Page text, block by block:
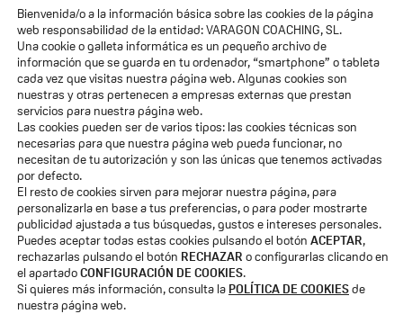
ACCESO ALUMNOS
Quiénes Somos
Voces de Eleva
Formaciones
Blog
Membresía «El Salto»
Suscribete a mi email
Bienvenida/o a la información básica sobre las cookies de la página
web responsabilidad de la entidad: VARAGON COACHING, SL.
Una cookie o galleta informática es un pequeño archivo de
información que se guarda en tu ordenador, “smartphone” o tableta
cada vez que visitas nuestra página web. Algunas cookies son
nuestras y otras pertenecen a empresas externas que prestan
servicios para nuestra página web.
Las cookies pueden ser de varios tipos: las cookies técnicas son
necesarias para que nuestra página web pueda funcionar, no
necesitan de tu autorización y son las únicas que tenemos activadas
por defecto.
El resto de cookies sirven para mejorar nuestra página, para
personalizarla en base a tus preferencias, o para poder mostrarte
publicidad ajustada a tus búsquedas, gustos e intereses personales.
Puedes aceptar todas estas cookies pulsando el botón ACEPTAR,
rechazarlas pulsando el botón RECHAZAR o configurarlas clicando en
el apartadoCONFIGURACIÓN DE COOKIES.
Si quieres más información, consulta la POLÍTICA DE COOKIESde
nuestra página web.